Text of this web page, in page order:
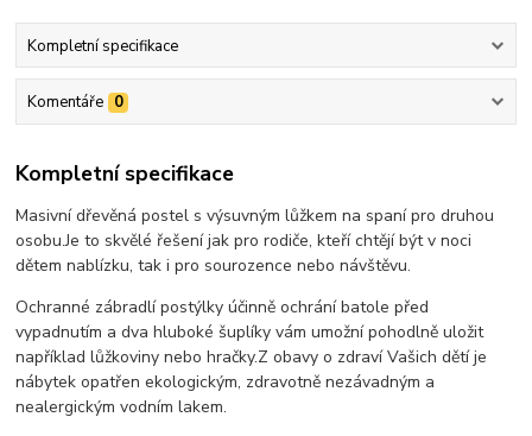
Kompletní specifikace
Komentáře 0
Kompletní specifikace
Masivní dřevěná postel s výsuvným lůžkem na spaní pro druhou
osobu.Je to skvělé řešení jak pro rodiče, kteří chtějí být v noci
dětem nablízku, tak i pro sourozence nebo návštěvu.
Ochranné zábradlí postýlky účinně ochrání batole před
vypadnutím a dva hluboké šuplíky vám umožní pohodlně uložit
například lůžkoviny nebo hračky.Z obavy o zdraví Vašich dětí je
nábytek opatřen ekologickým, zdravotně nezávadným a
nealergickým vodním lakem.